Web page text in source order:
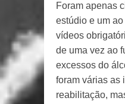
Foram apenas
estúdio e um
vídeos
de uma vez ao
excessos do
foram várias as
reabilitação,